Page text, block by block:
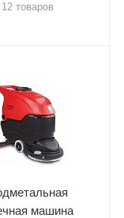
12 товаров
машина